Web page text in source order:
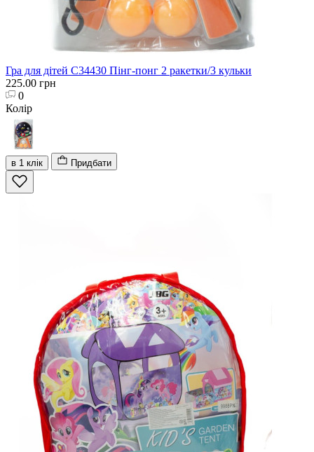
Гра для дітей C34430 Пінг-понг 2 ракетки/3 кульки
225.00 грн
0
Колір
в 1 клік Придбати